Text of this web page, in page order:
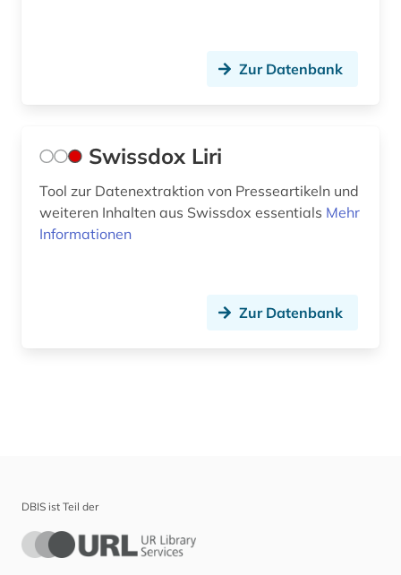
Zur Datenbank
Swissdox Liri
Tool zur Datenextraktion von Presseartikeln und
weiteren Inhalten aus Swissdox essentials Mehr
Informationen
Zur Datenbank
DBIS ist Teil der